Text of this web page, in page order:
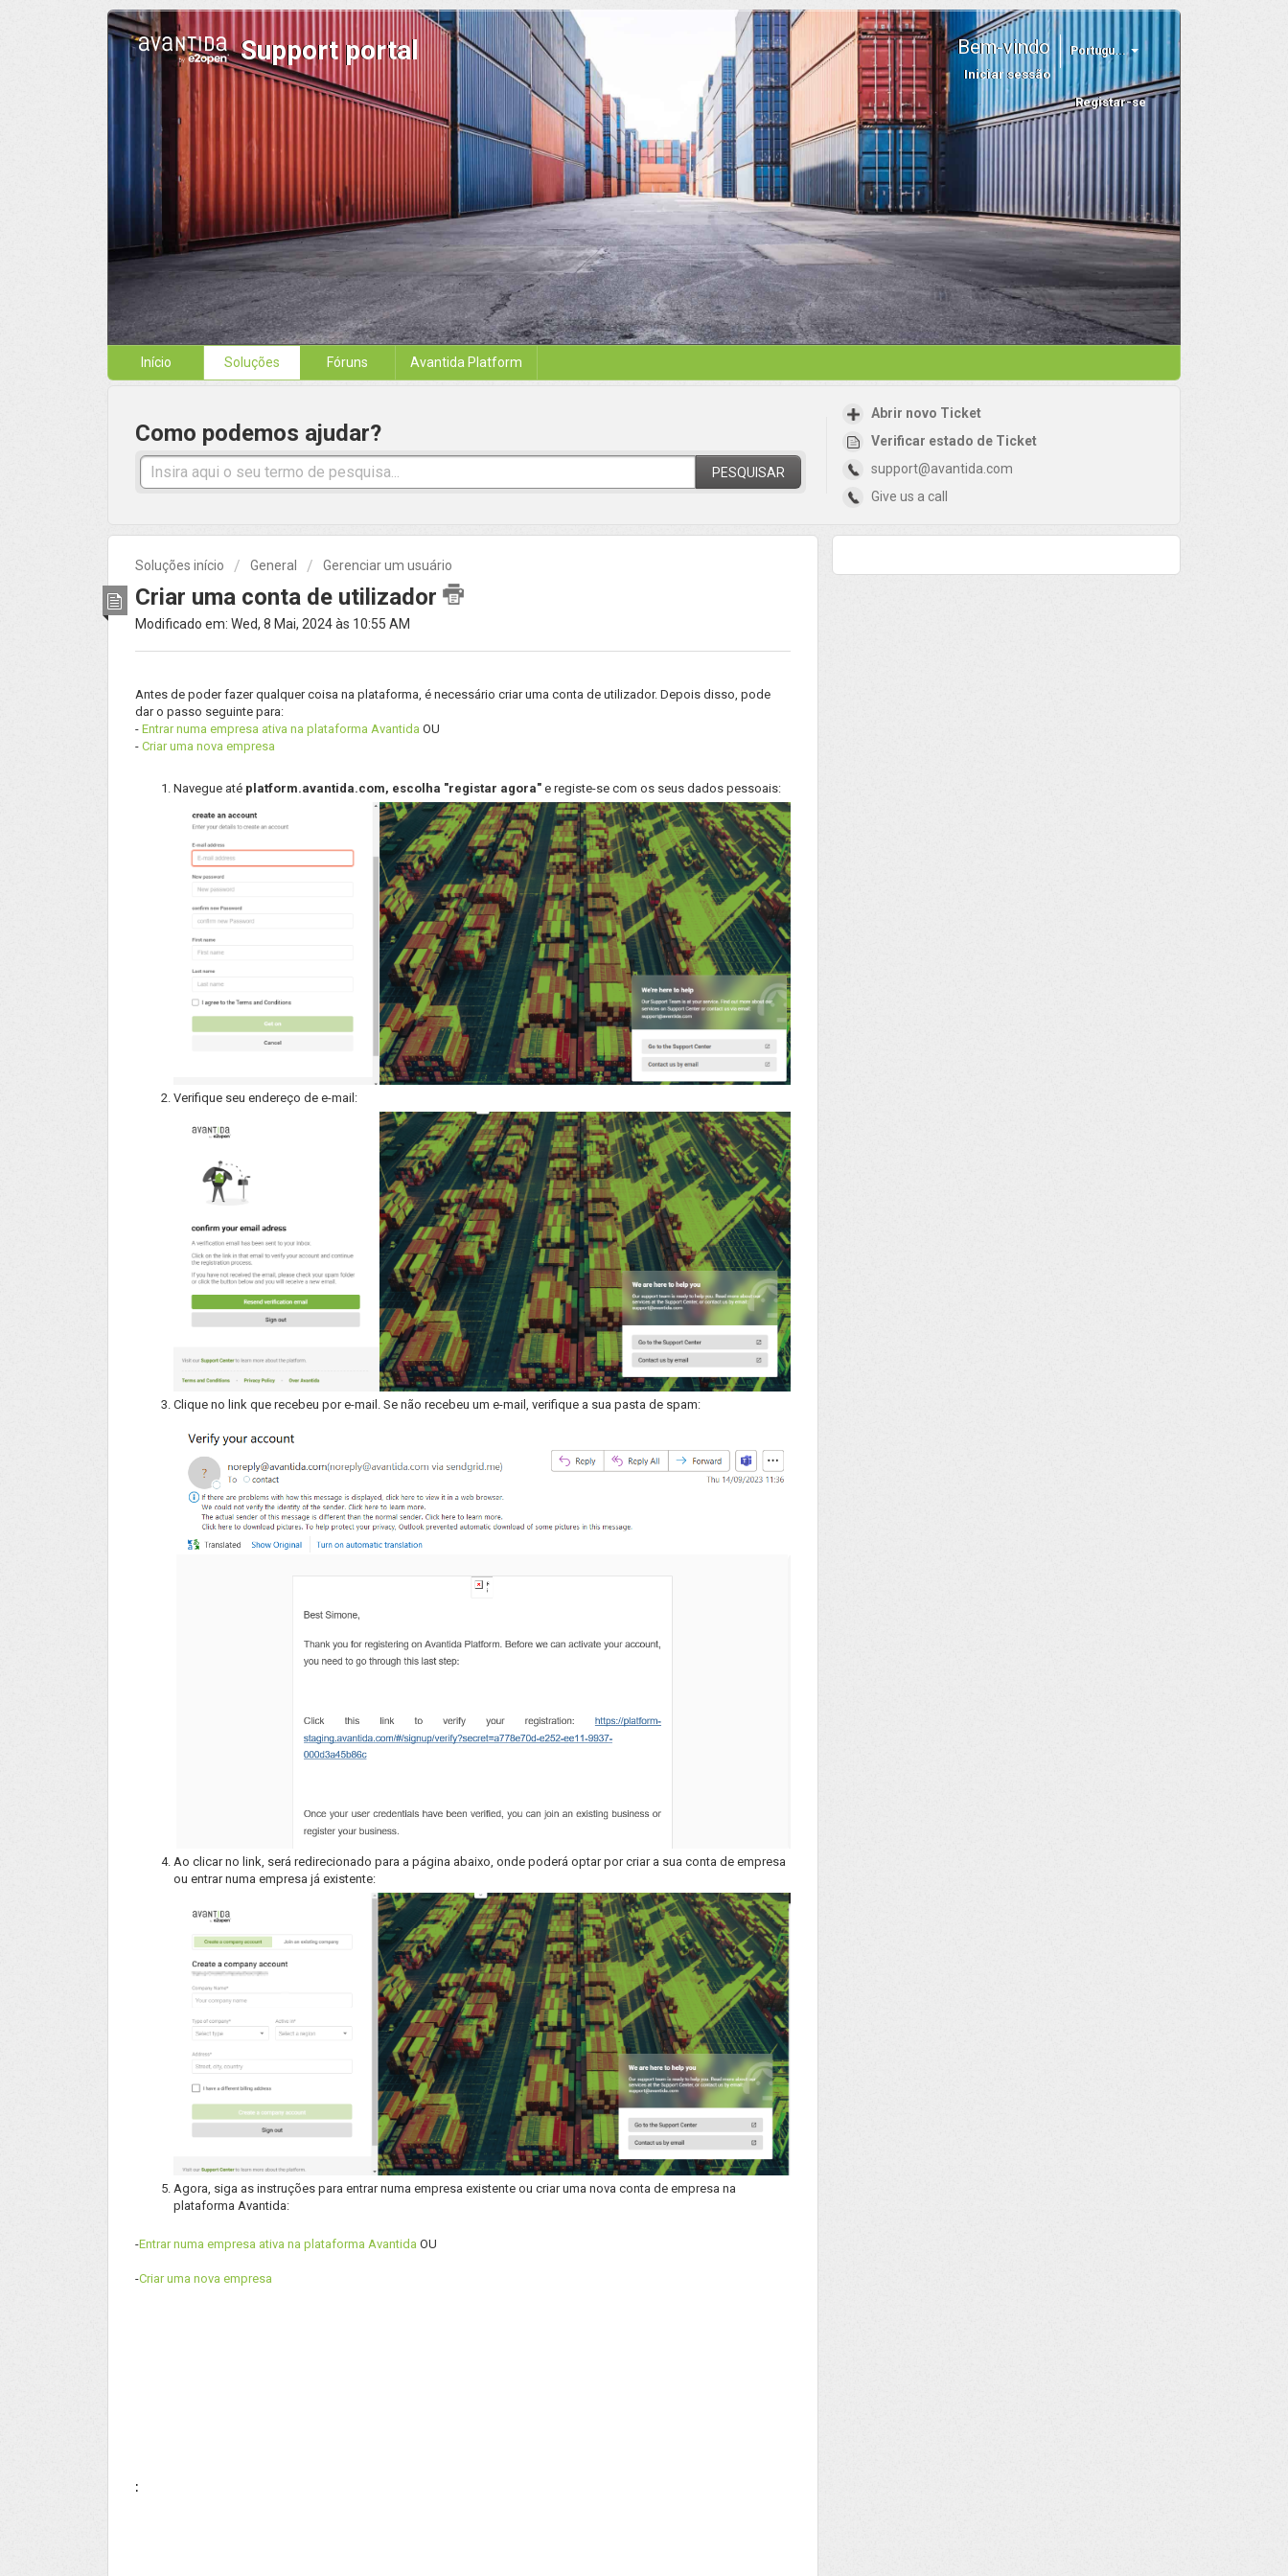
Support portal Portugu...
Bem-vindo
Iniciar sessão
Registar-se
Início Soluções Fóruns Avantida Platform
Como podemos ajudar?
PESQUISAR
Abrir novo Ticket
Verificar estado de Ticket
support@avantida.com
Give us a call
Soluções início General Gerenciar um usuário
Criar uma conta de utilizador
Modificado em: Wed, 8 Mai, 2024 às 10:55 AM
Antes de poder fazer qualquer coisa na plataforma, é necessário criar uma conta de utilizador. Depois disso, pode
dar o passo seguinte para:
- Entrar numa empresa ativa na plataforma Avantida OU
- Criar uma nova empresa
Navegue até platform.avantida.com, escolha "registar agora" e registe-se com os seus dados pessoais:
Verifique seu endereço de e-mail:
Clique no link que recebeu por e-mail. Se não recebeu um e-mail, verifique a sua pasta de spam:
Ao clicar no link, será redirecionado para a página abaixo, onde poderá optar por criar a sua conta de empresa
ou entrar numa empresa já existente:
Agora, siga as instruções para entrar numa empresa existente ou criar uma nova conta de empresa na
plataforma Avantida:
-Entrar numa empresa ativa na plataforma Avantida OU
-Criar uma nova empresa
: